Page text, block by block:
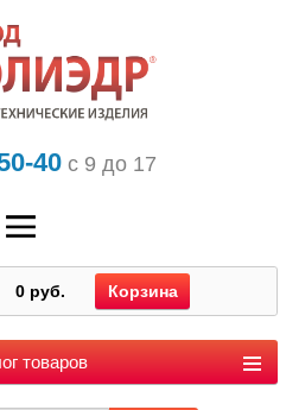
40с 9 до 17
0 руб. Корзина
товаров